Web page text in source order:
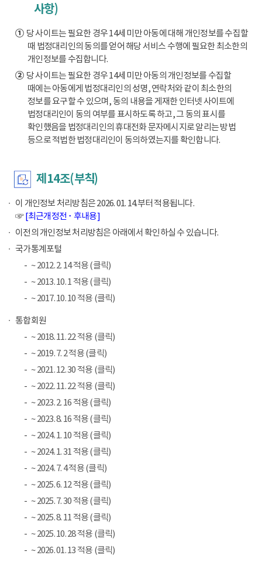
사항)
①당 사이트는 필요한 경우 14세 미만 아동에 대해 개인정보를 수집할
때 법정대리인의 동의를 얻어 해당 서비스 수행에 필요한 최소한의
개인정보를 수집합니다.
②당 사이트는 필요한 경우 14세 미만 아동의 개인정보를 수집할
때에는 아동에게 법정대리인의 성명, 연락처와 같이 최소한의
정보를 요구할 수 있으며, 동의 내용을 게재한 인터넷 사이트에
법정대리인이 동의 여부를 표시하도록 하고, 그 동의 표시를
확인했음을 법정대리인의 휴대전화 문자메시지로 알리는 방법
등으로 적법한 법정대리인이 동의하였는지를 확인합니다.
제14조(부칙)
이 개인정보 처리방침은 2026. 01. 14.부터 적용됩니다.
☞[최근개정전 ･ 후내용]
이전의 개인정보 처리방침은 아래에서 확인하실 수 있습니다.
국가통계포털
~ 2012. 2. 14 적용 (클릭)
~ 2013. 10. 1 적용 (클릭)
~ 2017. 10. 10 적용 (클릭)
통합회원
~ 2018. 11. 22 적용 (클릭)
~ 2019. 7. 2 적용 (클릭)
~ 2021. 12. 30 적용 (클릭)
~ 2022. 11. 22 적용 (클릭)
~ 2023. 2. 16 적용 (클릭)
~ 2023. 8. 16 적용 (클릭)
~ 2024. 1. 10 적용 (클릭)
~ 2024. 1. 31 적용 (클릭)
~ 2024. 7. 4 적용 (클릭)
~ 2025. 6. 12 적용 (클릭)
~ 2025. 7. 30 적용 (클릭)
~ 2025. 8. 11 적용 (클릭)
~ 2025. 10. 28 적용 (클릭)
~ 2026. 01. 13 적용 (클릭)